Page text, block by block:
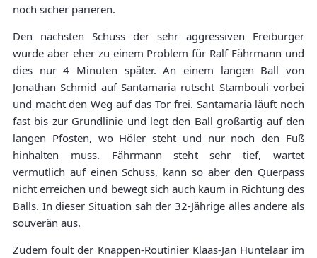
noch sicher parieren.
Den nächsten Schuss der sehr aggressiven Freiburger
wurde aber eher zu einem Problem für Ralf Fährmann und
dies nur 4 Minuten später. An einem langen Ball von
Jonathan Schmid auf Santamaria rutscht Stambouli vorbei
und macht den Weg auf das Tor frei. Santamaria läuft noch
fast bis zur Grundlinie und legt den Ball großartig auf den
langen Pfosten, wo Höler steht und nur noch den Fuß
hinhalten muss. Fährmann steht sehr tief, wartet
vermutlich auf einen Schuss, kann so aber den Querpass
nicht erreichen und bewegt sich auch kaum in Richtung des
Balls. In dieser Situation sah der 32-Jährige alles andere als
souverän aus.
Zudem foult der Knappen-Routinier Klaas-Jan Huntelaar im